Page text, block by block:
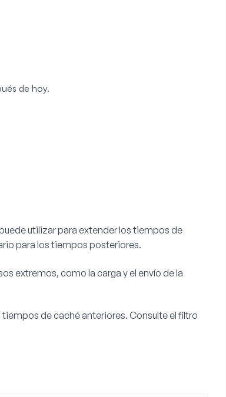
de hoy.
utilizar para extender los tiempos de
para los tiempos posteriores.
extremos, como la carga y el envío de la
de caché anteriores. Consulte el filtro